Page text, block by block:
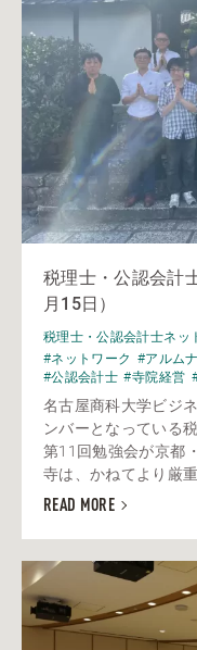
税理士・公認会計
月15日）
税理士・公認会計士ネッ
#ネットワーク #アルム
#公認会計士 #寺院経営
名古屋商科大学ビジ
ンバーとなっている
第11回勉強会が京都
寺は、かねてより厳
READ MORE